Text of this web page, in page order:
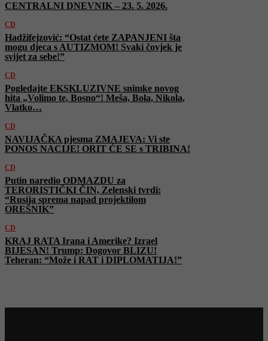
CENTRALNI DNEVNIK – 23. 5. 2026.
CD
Hadžifejzović: “Ostat ćete ZAPANJENI šta
mogu djeca s AUTIZMOM! Svaki čovjek je
svijet za sebe!”
CD
Pogledajte EKSKLUZIVNE snimke novog
hita „Volimo te, Bosno“! Meša, Bola, Nikola,
Vlatko…
CD
NAVIJAČKA pjesma ZMAJEVA: Vi ste
PONOS NACIJE! ORIT ĆE SE s TRIBINA!
CD
Putin naredio ODMAZDU za
TERORISTIČKI ČIN, Zelenski tvrdi:
“Rusija sprema napad projektilom
OREŠNIK”
CD
KRAJ RATA Irana i Amerike? Izrael
BIJESAN! Trump: Dogovor BLIZU!
Teheran: “Može i RAT i DIPLOMATIJA!”